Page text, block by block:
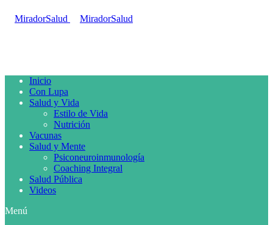
Inicio
Con Lupa
Salud y Vida
Estilo de Vida
Nutrición
Vacunas
Salud y Mente
Psiconeuroinmunología
Coaching Integral
Salud Pública
Videos
Menú